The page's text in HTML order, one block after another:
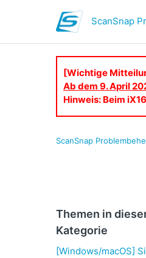
ScanSnap
[Wichtige
Ab dem 9. April
Hinweis: Beim
ScanSnap
Themen in
Kategorie
[Windows/macOS]